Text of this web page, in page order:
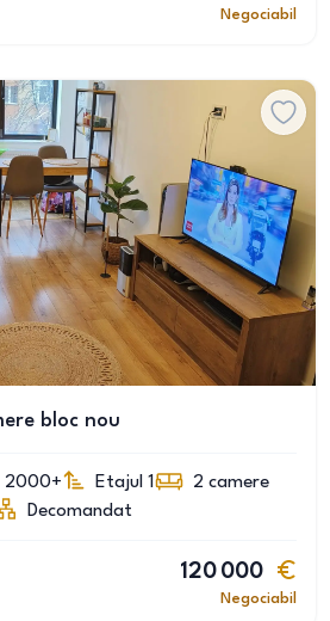
Negociabil
bloc nou
2000+ Etajul 1 2 camere
Decomandat
120 000
Negociabil